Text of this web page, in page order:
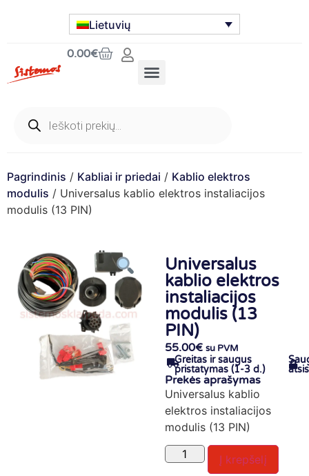
Lietuvių
0.00€
Pagrindinis / Kabliai ir priedai / Kablio elektros
modulis / Universalus kablio elektros instaliacijos
modulis (13 PIN)
Universalus
kablio elektros
instaliacijos
modulis (13
PIN)
55.00€ su PVM
Greitas ir saugus
pristatymas (1-3 d.)
Prekės aprašymas
Universalus kablio
elektros instaliacijos
modulis (13 PIN)
Į krepšelį